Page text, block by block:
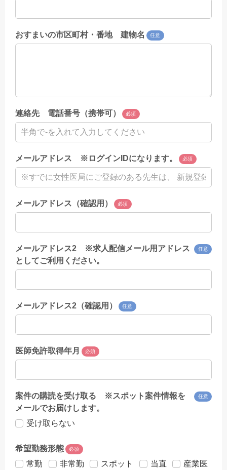
おすまいの市区町村・番地 建物名 任意
連絡先 電話番号（携帯可） 必須
メールアドレス ※ログインIDになります。 必須
メールアドレス（確認用） 必須
メールアドレス2 ※求人配信メール用アドレス
としてご利用ください。
任意
メールアドレス2（確認用） 任意
医師免許取得年月 必須
案件の購読を受け取る ※スポット案件情報を
メールでお届けします。
任意
受け取らない
希望勤務形態 必須
常勤 非常勤 スポット 当直
産業医